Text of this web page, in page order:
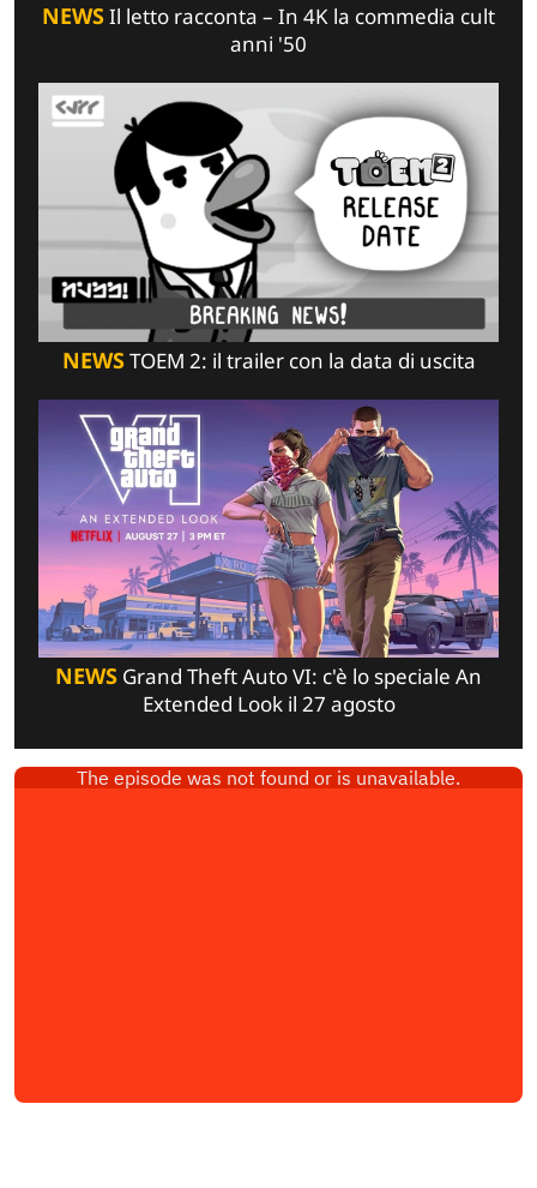
NEWSIl letto racconta – In 4K la commedia cult
anni '50
NEWSTOEM 2: il trailer con la data di uscita
NEWS Grand Theft Auto VI: c'è lo speciale An
Extended Look il 27 agosto